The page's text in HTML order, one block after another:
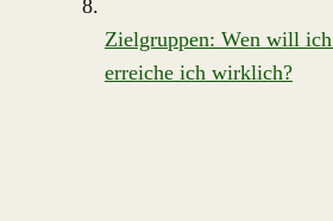
Zielgruppen: Wen will
erreiche ich wirklich?